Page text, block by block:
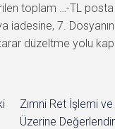
toplam …-TL
7. Dosyanın
düzeltme yolu
Zımni Ret İşlemi ve
Üzerine